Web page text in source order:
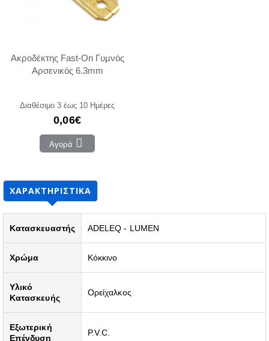
Ακροδέκτης Fast-On Γυμνός
Αρσενικός 6.3mm
Διαθέσιμο 3 έως 10 Ημέρες
0,06€
Αγορά
ΧΑΡΑΚΤΗΡΙΣΤΙΚΆ
Κατασκευαστής ADELEQ - LUMEN
Χρώμα Κόκκινο
Υλικό
Κατασκευής
Ορείχαλκος
Εξωτερική
Επένδυση
P.V.C.